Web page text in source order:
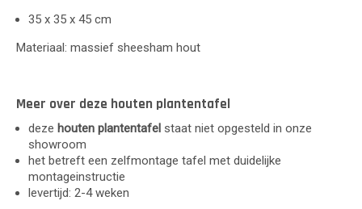
35 x 35 x 45 cm
Materiaal: massief sheesham hout
Meer over deze houten plantentafel
deze houten plantentafel staat niet opgesteld in onze
showroom
het betreft een zelfmontage tafel met duidelijke
montageinstructie
levertijd: 2-4 weken